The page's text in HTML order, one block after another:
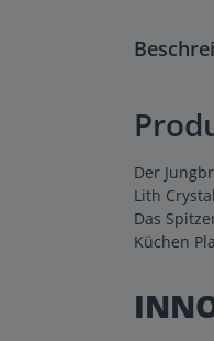
Der
Lith
Das
Küchen